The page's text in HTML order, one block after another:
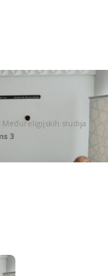
Međureligijskih studija
3